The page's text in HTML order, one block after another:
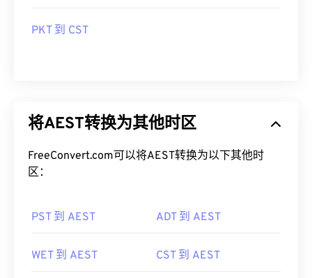
PKT 到 CST
将AEST转换为其他时区
FreeConvert.com可以将AEST转换为以下其他时
区：
PST 到 AEST ADT 到 AEST
WET 到 AEST CST 到 AEST